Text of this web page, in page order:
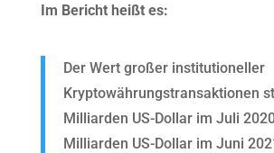
Im Bericht heißt es:
Der Wert großer institutioneller
Kryptowährungstransaktionen
Milliarden US-Dollar im Juli
Milliarden US-Dollar im Juni